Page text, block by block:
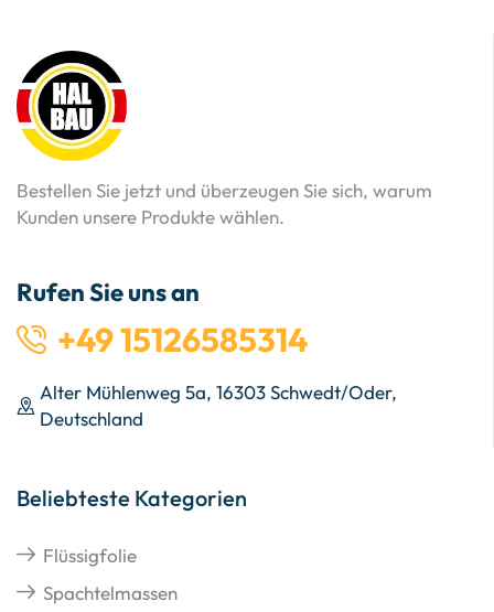
Bestellen Sie jetzt und überzeugen Sie sich, warum
Kunden unsere Produkte wählen.
Rufen Sie uns an
+49 15126585314
Alter Mühlenweg 5a, 16303 Schwedt/Oder,
Deutschland
Beliebteste Kategorien
Flüssigfolie
Spachtelmassen